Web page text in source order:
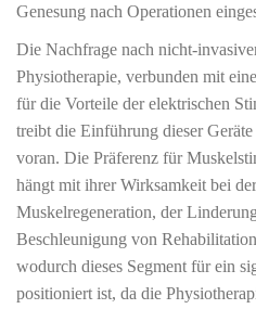
Genesung nach Operationen
Die Nachfrage nach nicht-
Physiotherapie, verbunden mit
für die Vorteile der elektrischen
treibt die Einführung dieser
voran. Die Präferenz für
hängt mit ihrer Wirksamkeit bei
Muskelregeneration, der
Beschleunigung von
wodurch dieses Segment für ein
positioniert ist, da die